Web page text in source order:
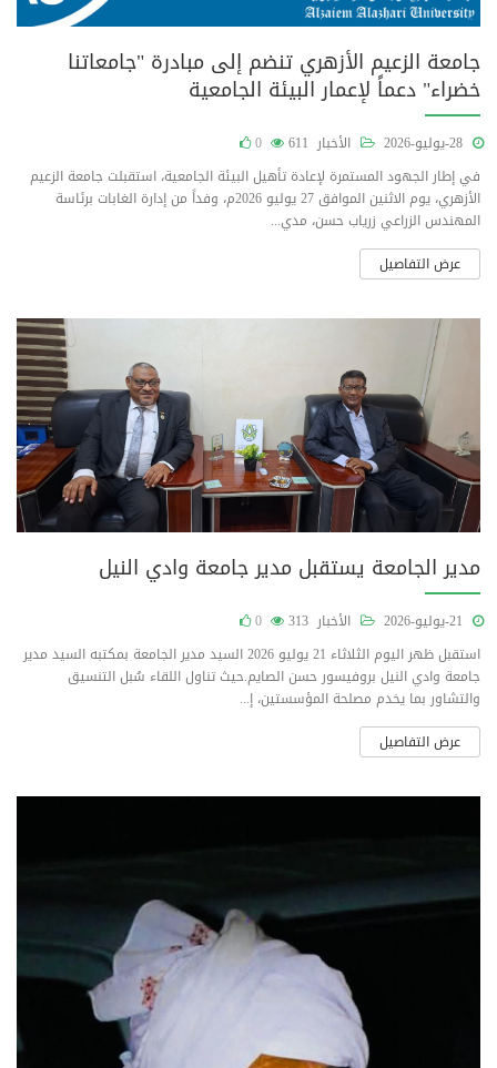
جامعة الزعيم الأزهري تنضم إلى مبادرة "جامعاتنا
خضراء" دعماً لإعمار البيئة الجامعية
الأخبار 611
0
في إطار الجهود المستمرة لإعادة تأهيل البيئة الجامعية، استقبلت جامعة الزعيم
الأزهري، يوم الاثنين الموافق 27 يوليو 2026م، وفداً من إدارة الغابات برئاسة
المهندس الزراعي زرياب حسن، مدي...
عرض التفاصيل
مدير الجامعة يستقبل مدير جامعة وادي النيل
الأخبار 313
0
استقبل ظهر اليوم الثلاثاء 21 يوليو 2026 السيد مدير الجامعة بمكتبه السيد مدير
جامعة وادي النيل بروفيسور حسن الصايم.حيث تناول اللقاء سُبل التنسيق
والتشاور بما يخدم مصلحة المؤسستين، إ...
عرض التفاصيل